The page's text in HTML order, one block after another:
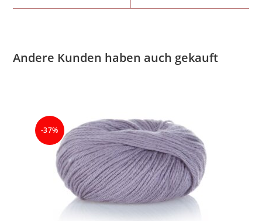
Andere Kunden haben auch gekauft
-37%